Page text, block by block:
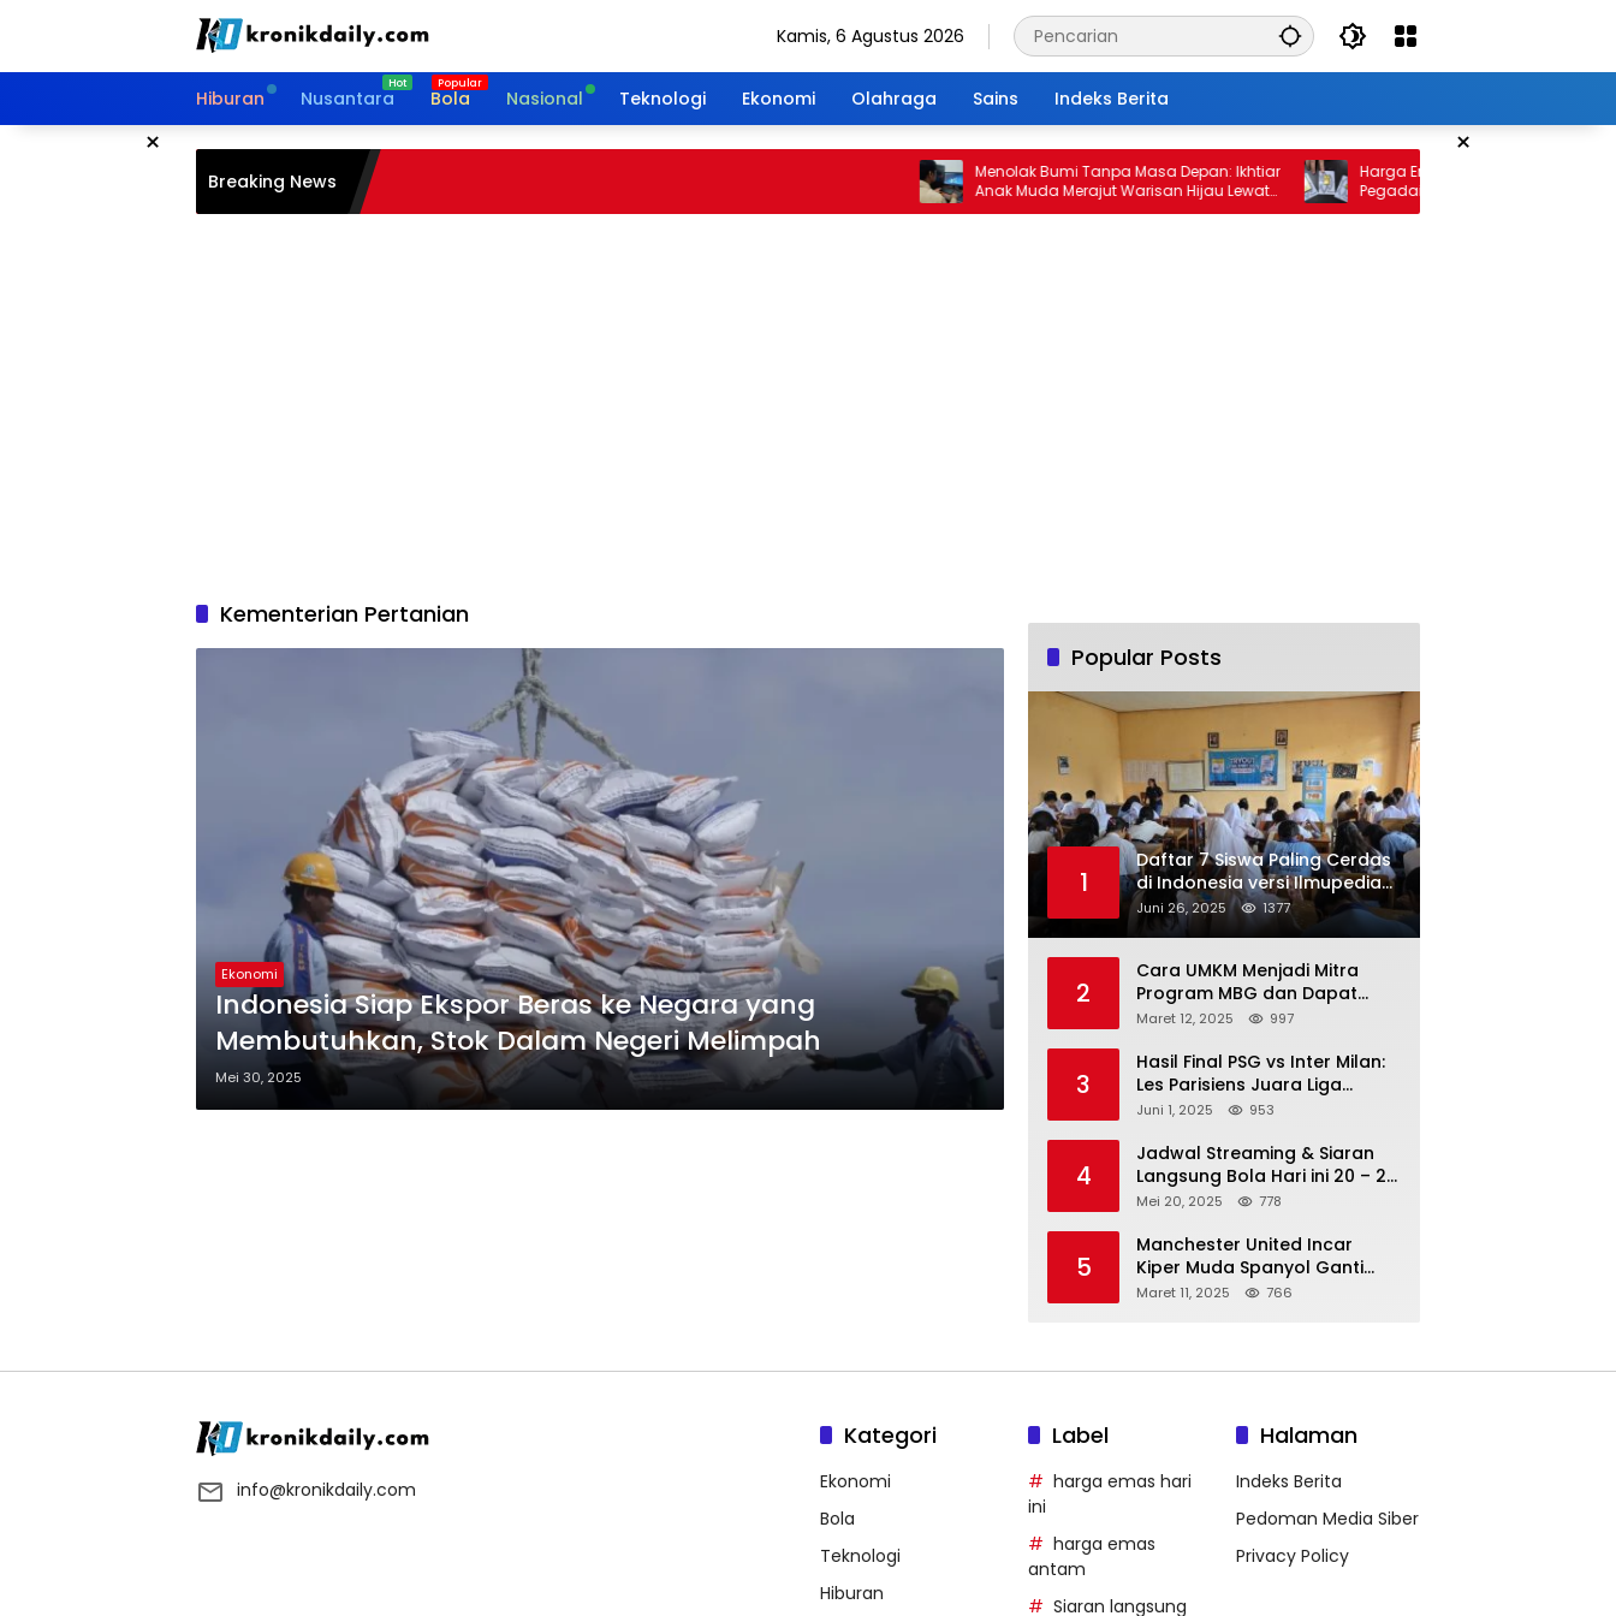
Kamis, 6 Agustus 2026
Hiburan Nusantara Bola Nasional Teknologi Ekonomi Olahraga Sains Indeks Berita
× ×
Breaking News
Menolak Bumi Tanpa Masa Depan: Ikhtiar
Anak Muda Merajut Warisan Hijau Lewat
Portal Waktu
Harga Emas 10 Februari 2026: Antam
Pegadaian Kembali Melonjak
Kementerian Pertanian
Ekonomi
Indonesia Siap Ekspor Beras ke Negara yang
Membutuhkan, Stok Dalam Negeri Melimpah
Mei 30, 2025
Popular Posts
1
Daftar 7 Siswa Paling Cerdas
di Indonesia versi Ilmupedia
Tryout UTBK 2025
Juni 26, 2025 1377
2
Cara UMKM Menjadi Mitra
Program MBG dan Dapat
Modal Hingga Rp500 Juta
Maret 12, 2025 997
3
Hasil Final PSG vs Inter Milan:
Les Parisiens Juara Liga
Champions 2025 usai Bantai il
Juni 1, 2025 953
4
Jadwal Streaming & Siaran
Langsung Bola Hari ini 20 – 21
Mei 2025: Manchester City vs
Mei 20, 2025 778
5
Manchester United Incar
Kiper Muda Spanyol Ganti
Andre Onana
Maret 11, 2025 766
info@kronikdaily.com
Kategori
Ekonomi
Bola
Teknologi
Hiburan
Label
harga emas hari
ini
harga emas
antam
Siaran langsung
Halaman
Indeks Berita
Pedoman Media Siber
Privacy Policy